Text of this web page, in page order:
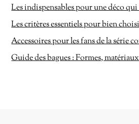
Les indispensables pour une déco qui
Les critères essentiels pour bien
Accessoires pour les fans de la série
Guide des bagues : Formes,